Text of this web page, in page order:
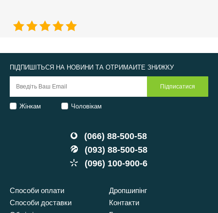
(066) 88-500-58
(093) 88-500-58
(096) 100-900-6
Способи оплати
Способи доставки
Дропшипінг
Контакти
ПІДПИШІТЬСЯ НА НОВИНИ ТА ОТРИМАЙТЕ ЗНИЖКУ
Жінкам Чоловікам